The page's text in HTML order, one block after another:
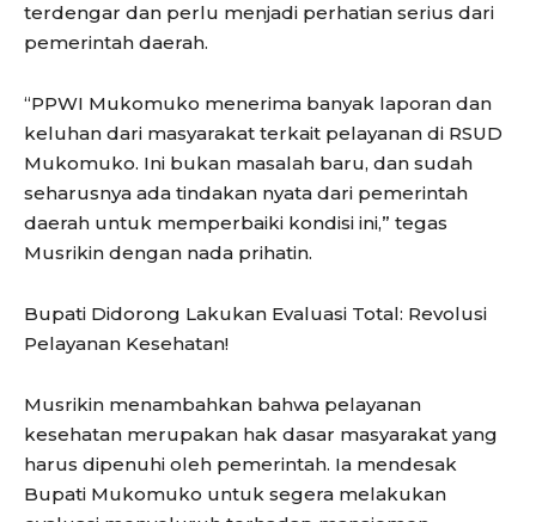
terdengar dan perlu menjadi perhatian serius dari
pemerintah daerah.
“PPWI Mukomuko menerima banyak laporan dan
keluhan dari masyarakat terkait pelayanan di RSUD
Mukomuko. Ini bukan masalah baru, dan sudah
seharusnya ada tindakan nyata dari pemerintah
daerah untuk memperbaiki kondisi ini,” tegas
Musrikin dengan nada prihatin.
Bupati Didorong Lakukan Evaluasi Total: Revolusi
Pelayanan Kesehatan!
Musrikin menambahkan bahwa pelayanan
kesehatan merupakan hak dasar masyarakat yang
harus dipenuhi oleh pemerintah. Ia mendesak
Bupati Mukomuko untuk segera melakukan